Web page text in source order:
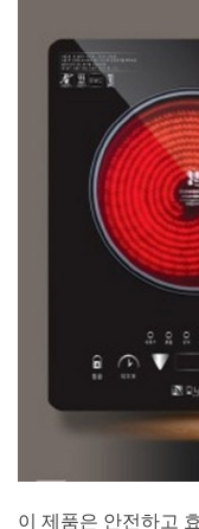
이 제품은 안전하고